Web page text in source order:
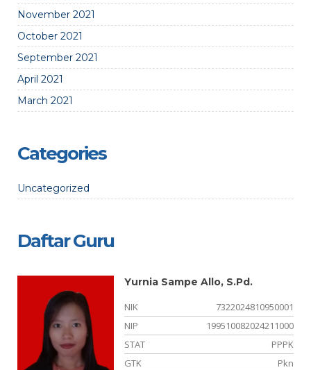
November 2021
October 2021
September 2021
April 2021
March 2021
Categories
Uncategorized
Daftar Guru
Yurnia Sampe Allo, S.Pd.
NIK
7322024810950001
NIP
199510082024211000
STAT
PPPK
GTK
Pkn